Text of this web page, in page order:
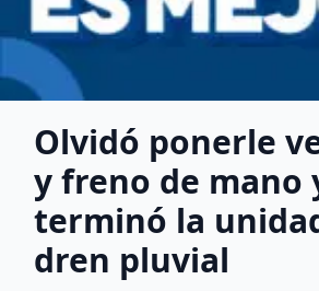
Olvidó ponerle
y freno de mano
terminó la
dren pluvial